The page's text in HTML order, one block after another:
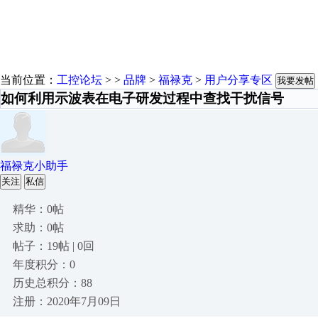
当前位置： 工控论坛 > > 品牌 > 福禄克 > 用户分享专区 我要发帖
如何利用示波表在电子研发过程中查找干扰信号
福禄克小助手
关注 私信
精华：0帖
求助：0帖
帖子：19帖 | 0回
年度积分：0
历史总积分：88
注册：2020年7月09日